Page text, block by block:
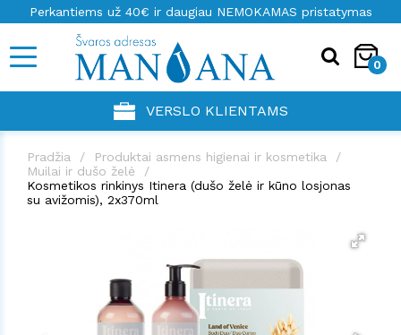
Perkantiems už 40€ ir daugiau NEMOKAMAS pristatymas
0
VERSLO KLIENTAMS
Pradžia
Produktai asmens higienai ir kosmetika
Muilai ir dušo želė
Kosmetikos rinkinys Itinera (dušo želė ir kūno losjonas
su avižomis), 2x370ml